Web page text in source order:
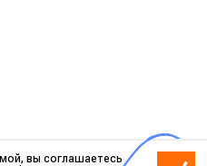
вы соглашаетесь